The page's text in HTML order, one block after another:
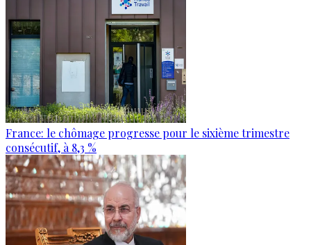
France: le chômage progresse pour le sixième trimestre
consécutif, à 8,3 %